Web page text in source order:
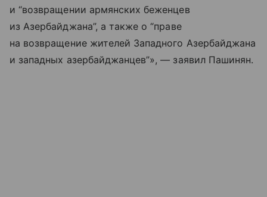
и “возвращении армянских беженцев
из Азербайджана”, а также о “праве
на возвращение жителей Западного Азербайджана
и западных азербайджанцев”», — заявил Пашинян.